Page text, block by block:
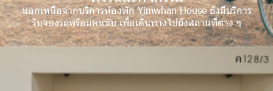
นอกเหนือจากบริการห้องพักYimwhan Houseยังมีบริการ
รับจองรถพร้อมคนขับ เพื่อเดินทางไปยังสถานที่ต่าง ๆ